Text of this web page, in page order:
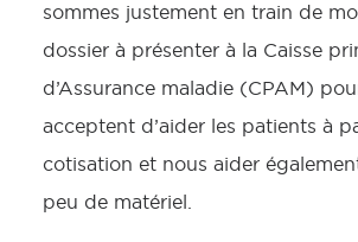
sommes justement en train de
dossier à présenter à la Caisse
d’Assurance maladie (CPAM)
acceptent d’aider les patients à
cotisation et nous aider
peu de matériel.